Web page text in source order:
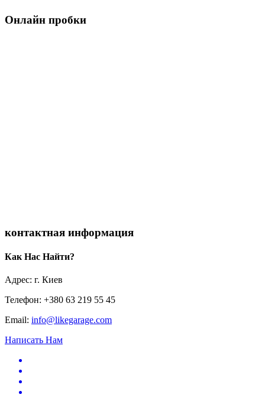
Онлайн пробки
контактная информация
Как Нас Найти?
Адрес: г. Киев
Телефон: +380 63 219 55 45
Email: info@likegarage.com
Написать Нам